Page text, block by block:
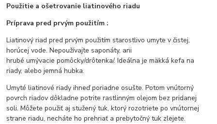
Použitie a ošetrovanie liatinového riadu
Príprava pred prvým použitím :
Liatinový riad pred prvým použitím starostlivo umyte v čistej,
horúcej vode. Nepoužívajte saponáty, ani
hrubé umývacie pomôcky/drôtenka/. Ideálna je mäkká kefa na
riady, alebo jemná hubka.
Umyté liatinové riady ihneď poriadne osušte. Potom vnútorný
povrch riadov dôkladne potrite rastlinným olejom bez pridanej
soli. Môžete použiť aj stužený tuk, ktorý rozotriete po vnútornej
strane riadu, necháte ho prehriať a prebytočný tuk zlejete.